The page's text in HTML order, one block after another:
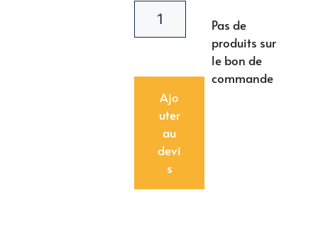
Ajo
uter
au
devi
s
Pas de
produits sur
le bon de
commande